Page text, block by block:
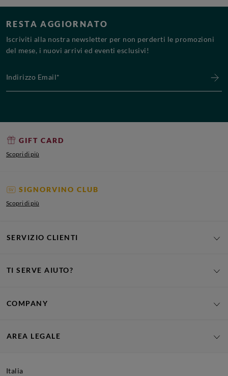
RESTA AGGIORNATO
Iscriviti alla nostra newsletter per non perderti le promozioni
del mese, i nuovi arrivi ed eventi esclusivi!
GIFT CARD
Scopri di più
SIGNORVINO CLUB
Scopri di più
SERVIZIO CLIENTI
TI SERVE AIUTO?
COMPANY
AREA LEGALE
Italia